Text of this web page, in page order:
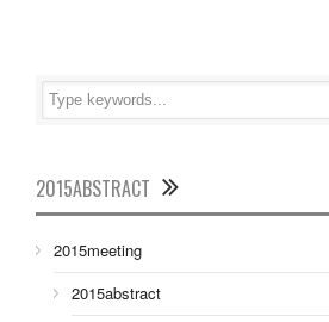
2015ABSTRACT
2015meeting
2015abstract